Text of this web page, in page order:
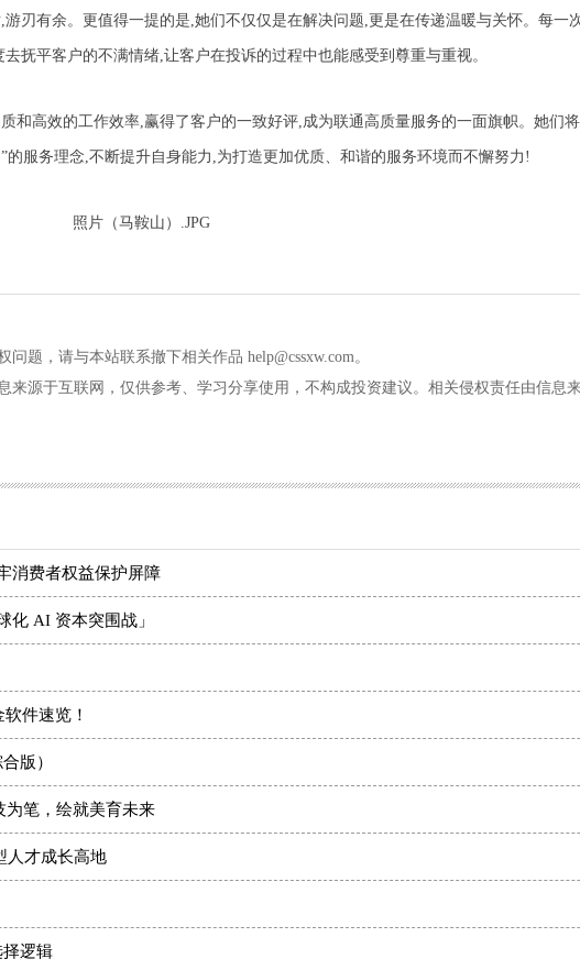
刃有余。更值得一提的是,她们不仅仅是在解决问题,更是在传递温暖与关怀。每一
抚平客户的不满情绪,让客户在投诉的过程中也能感受到尊重与重视。
和高效的工作效率,赢得了客户的一致好评,成为联通高质量服务的一面旗帜。她们将
服务理念,不断提升自身能力,为打造更加优质、和谐的服务环境而不懈努力!
题，请与本站联系撤下相关作品 help@cssxw.com。
来源于互联网，仅供参考、学习分享使用，不构成投资建议。相关侵权责任由信息
消费者权益保护屏障
化 AI 资本突围战」
件速览！
版）
为笔，绘就美育未来
人才成长高地
逻辑